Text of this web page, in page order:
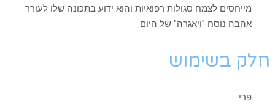
מייחסים לצמח סגולות רפואיות והוא ידוע בתכונה שלו לעורר
אהבה נוסח "ויאגרה" של היום.
חלק בשימוש
פרי